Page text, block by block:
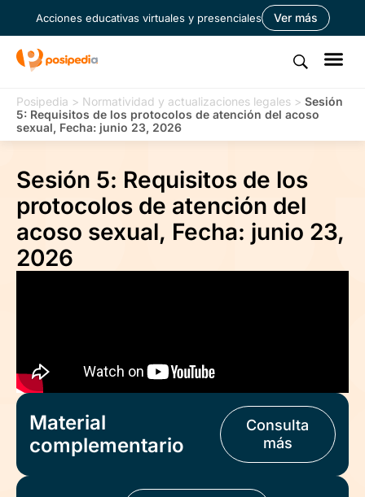
Acciones educativas virtuales y presenciales Ver más
Posipedia > Normatividad y actualizaciones legales > Sesión
5: Requisitos de los protocolos de atención del acoso
sexual, Fecha: junio 23, 2026
Sesión 5: Requisitos de los
protocolos de atención del
acoso sexual, Fecha: junio 23,
2026
Material
complementario
Consulta
más